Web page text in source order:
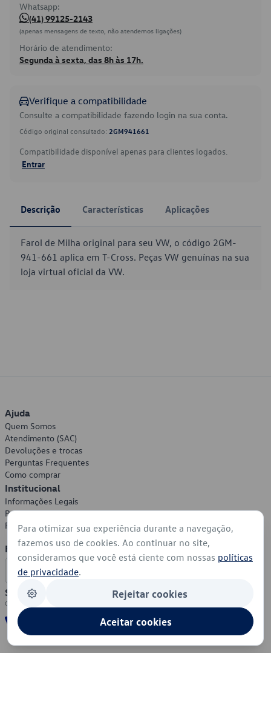
Whatsapp:
(41) 99125-2143
(apenas mensagens de texto, não atendemos ligações)
Horário de atendimento:
Segunda à sexta, das 8h às 17h.
Verifique a compatibilidade
Consulte a compatibilidade fazendo login na sua conta.
Código original consultado: 2GM941661
Compatibilidade disponível apenas para clientes logados.
Entrar
Descrição Características Aplicações
Farol de Milha original para seu VW, o código 2GM-
941-661 aplica em T-Cross. Peças VW genuínas na sua
loja virtual oficial da VW.
Ajuda
Quem Somos
Atendimento (SAC)
Devoluções e trocas
Perguntas Frequentes
Como comprar
Institucional
Informações Legais
Política de Privacidade
Política de Cookies
Formas de Pagamento
Segurança
Para otimizar sua experiência durante a navegação,
fazemos uso de cookies. Ao continuar no site,
consideramos que você está ciente com nossas políticas
de privacidade.
Rejeitar cookies
Aceitar cookies